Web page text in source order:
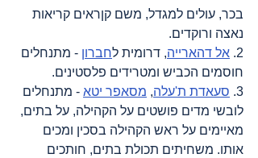
בכר, עולים למגדל, משם קןראים קריאות
נאצה ורוקדים.
2. אל דהארייה, דרומית לחברון - מתנחלים
חוסמים הכביש ומטרידים פלסטינים.
3. סעאדת ת'עלה, מסאפר יטא - מתנחלים
לובשי מדים פושטים על הקהילה, על בתים,
מאיימים על ראש הקהילה בסכין ומכים
אותו. משחיתים תכולת בתים, חותכים